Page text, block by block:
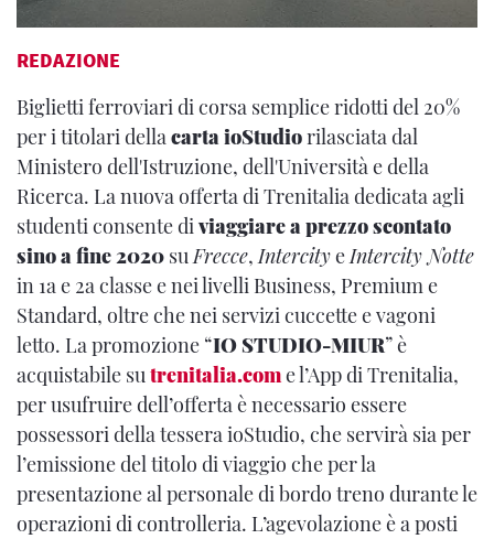
REDAZIONE
Biglietti ferroviari di corsa semplice ridotti del 20%
per i titolari dellacarta ioStudiorilasciata dal
Ministero dell'Istruzione, dell'Università e della
Ricerca. La nuova offerta di Trenitalia dedicata agli
studenti consente diviaggiare a prezzo scontato
sino a fine 2020 suFrecce,IntercityeIntercity Notte
in 1a e 2a classe e nei livelli Business, Premium e
Standard, oltre che nei servizi cuccette e vagoni
letto. La promozione “IO STUDIO-MIUR” è
acquistabile sutrenitalia.come l’App di Trenitalia,
per usufruire dell’offerta è necessario essere
possessori della tessera ioStudio, che servirà sia per
l’emissione del titolo di viaggio che per la
presentazione al personale di bordo treno durante le
operazioni di controlleria. L’agevolazione è a posti